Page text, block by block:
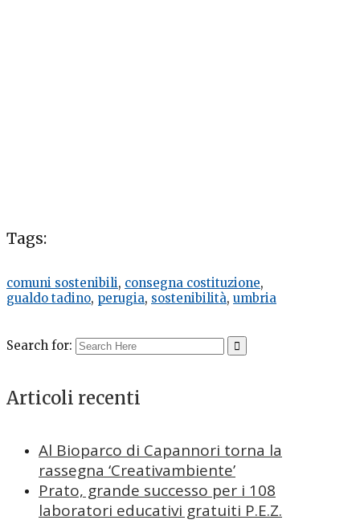
Tags:
comuni sostenibili, consegna costituzione,
gualdo tadino, perugia, sostenibilità, umbria
Search for:
Articoli recenti
Al Bioparco di Capannori torna la
rassegna ‘Creativambiente’
Prato, grande successo per i 108
laboratori educativi gratuiti P.E.Z.